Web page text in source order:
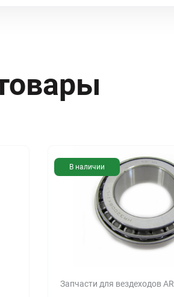
В наличии
Запчасти для вездеходов